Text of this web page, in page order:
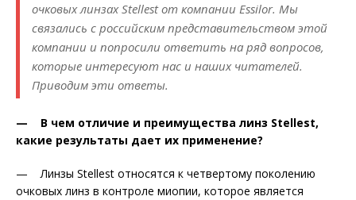
очковых линзах Stellest от компании Essilor. Мы
связались с российским представительством этой
компании и попросили ответить на ряд вопросов,
которые интересуют нас и наших читателей.
Приводим эти ответы.
— В чем отличие и преимущества линз Stellest,
какие результаты дает их применение?
— Линзы Stellest относятся к четвертому поколению
очковых линз в контроле миопии, которое является